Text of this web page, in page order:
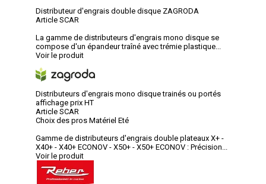
Distributeur d'engrais double disque ZAGRODA
Article SCAR
La gamme de distributeurs d'engrais mono disque se
compose d'un épandeur traîné avec trémie plastique...
Voir le produit
Distributeurs d'engrais mono disque trainés ou portés
affichage prix HT
Article SCAR
Choix des pros Matériel Eté
Gamme de distributeurs d'engrais double plateaux X+ -
X40+ - X40+ ECONOV - X50+ - X50+ ECONOV : Précision...
Voir le produit